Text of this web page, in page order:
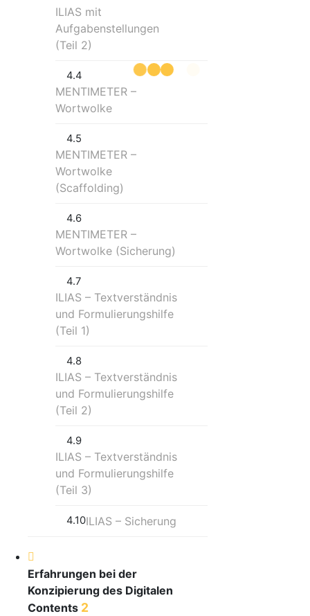
ILIAS mit
Aufgabenstellungen
(Teil 2)
4.4
MENTIMETER –
Wortwolke
4.5
MENTIMETER –
Wortwolke
(Scaffolding)
4.6
MENTIMETER –
Wortwolke (Sicherung)
4.7
ILIAS – Textverständnis
und Formulierungshilfe
(Teil 1)
4.8
ILIAS – Textverständnis
und Formulierungshilfe
(Teil 2)
4.9
ILIAS – Textverständnis
und Formulierungshilfe
(Teil 3)
4.10ILIAS – Sicherung
Erfahrungen bei der
Konzipierung des Digitalen
Contents 2